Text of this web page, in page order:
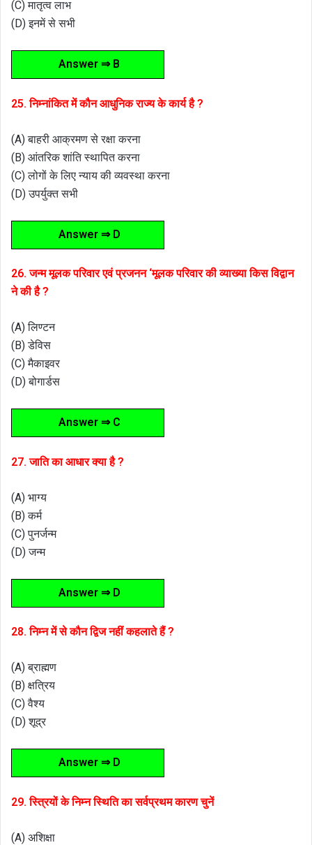
(C) मातृत्व लाभ
(D) इनमें से सभी
Answer ⇒ B
25. निम्नांकित में कौन आधुनिक राज्य के कार्य है ?
(A) बाहरी आक्रमण से रक्षा करना
(B) आंतरिक शांति स्थापित करना
(C) लोगों के लिए न्याय की व्यवस्था करना
(D) उपर्युक्त सभी
Answer ⇒ D
26. जन्म मूलक परिवार एवं प्रजनन ‘मूलक परिवार की व्याख्या किस विद्वान
ने की है ?
(A) लिण्टन
(B) डेविस
(C) मैकाइवर
(D) बोगार्डस
Answer ⇒ C
27. जाति का आधार क्या है ?
(A) भाग्य
(B) कर्म
(C) पुनर्जन्म
(D) जन्म
Answer ⇒ D
28. निम्न में से कौन द्विज नहीं कहलाते हैं ?
(A) ब्राह्मण
(B) क्षत्रिय
(C) वैश्य
(D) शूद्र
Answer ⇒ D
29. स्त्रियों के निम्न स्थिति का सर्वप्रथम कारण चुनें
(A) अशिक्षा